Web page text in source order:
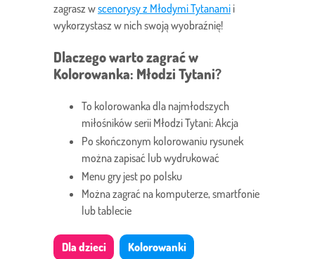
zagrasz wscenorysy z Młodymi Tytanami i
wykorzystasz w nich swoją wyobraźnię!
Dlaczego warto zagrać w
Kolorowanka: Młodzi Tytani?
To kolorowanka dla najmłodszych
miłośników serii Młodzi Tytani: Akcja
Po skończonym kolorowaniu rysunek
można zapisać lub wydrukować
Menu gry jest po polsku
Można zagrać na komputerze, smartfonie
lub tablecie
Dla dzieci Kolorowanki